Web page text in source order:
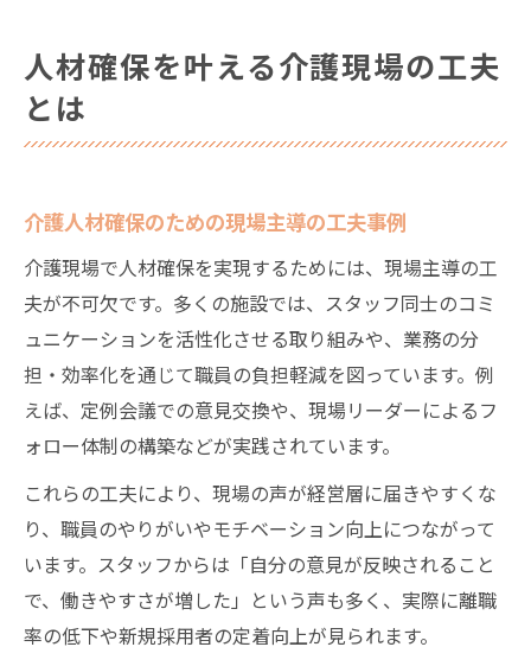
人材確保を叶える介護現場の工夫
とは
介護人材確保のための現場主導の工夫事例
介護現場で人材確保を実現するためには、現場主導の工
夫が不可欠です。多くの施設では、スタッフ同士のコミ
ュニケーションを活性化させる取り組みや、業務の分
担・効率化を通じて職員の負担軽減を図っています。例
えば、定例会議での意見交換や、現場リーダーによるフ
ォロー体制の構築などが実践されています。
これらの工夫により、現場の声が経営層に届きやすくな
り、職員のやりがいやモチベーション向上につながって
います。スタッフからは「自分の意見が反映されること
で、働きやすさが増した」という声も多く、実際に離職
率の低下や新規採用者の定着向上が見られます。